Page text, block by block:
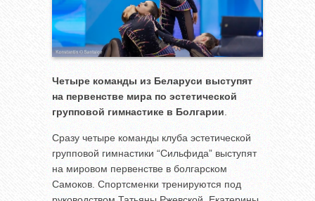
Четыре команды из Беларуси выступят
на первенстве мира по эстетической
групповой гимнастике в Болгарии
Сразу четыре команды клуба эстетической
групповой гимнастики “Сильфида” выступят
на мировом первенстве в болгарском
Самоков. Спортсменки тренируются под